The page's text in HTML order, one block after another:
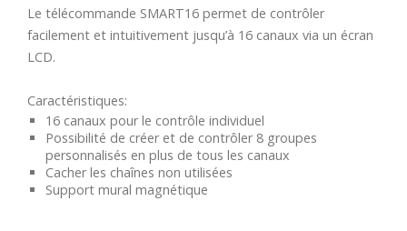
Le télécommande SMART16 permet de contrôler
facilement et intuitivement jusqu’à 16 canaux via un écran
LCD.
Caractéristiques:
16 canaux pour le contrôle individuel
Possibilité de créer et de contrôler 8 groupes
personnalisés en plus de tous les canaux
Cacher les chaînes non utilisées
Support mural magnétique